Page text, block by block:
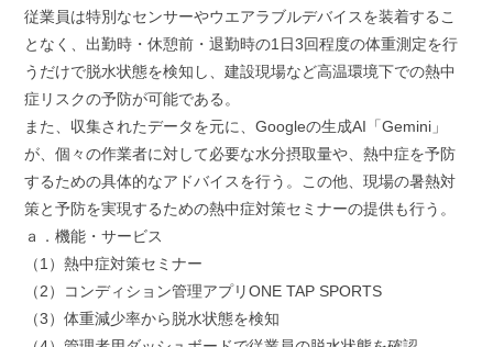
従業員は特別なセンサーやウエアラブルデバイスを装着するこ
となく、出勤時・休憩前・退勤時の1日3回程度の体重測定を行
うだけで脱水状態を検知し、建設現場など高温環境下での熱中
症リスクの予防が可能である。
また、収集されたデータを元に、Googleの生成AI「Gemini」
が、個々の作業者に対して必要な水分摂取量や、熱中症を予防
するための具体的なアドバイスを行う。この他、現場の暑熱対
策と予防を実現するための熱中症対策セミナーの提供も行う。
ａ．機能・サービス
（1）熱中症対策セミナー
（2）コンディション管理アプリONE TAP SPORTS
（3）体重減少率から脱水状態を検知